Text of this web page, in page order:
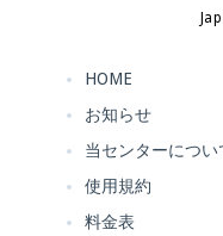
HOME
お知らせ
当センターについ
使用規約
料金表